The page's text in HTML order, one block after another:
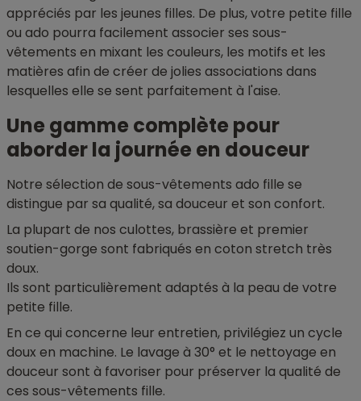
appréciés par les jeunes filles. De plus, votre petite fille
ou ado pourra facilement associer ses sous-
vêtements en mixant les couleurs, les motifs et les
matières afin de créer de jolies associations dans
lesquelles elle se sent parfaitement à l'aise.
Une gamme complète pour
aborder la journée en douceur
Notre sélection de sous-vêtements ado fille se
distingue par sa qualité, sa douceur et son confort.
La plupart de nos culottes, brassière et premier
soutien-gorge sont fabriqués en coton stretch très
doux.
Ils sont particulièrement adaptés à la peau de votre
petite fille.
En ce qui concerne leur entretien, privilégiez un cycle
doux en machine. Le lavage à 30° et le nettoyage en
douceur sont à favoriser pour préserver la qualité de
ces sous-vêtements fille.